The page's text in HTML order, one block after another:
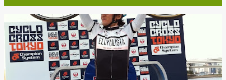
投
稿